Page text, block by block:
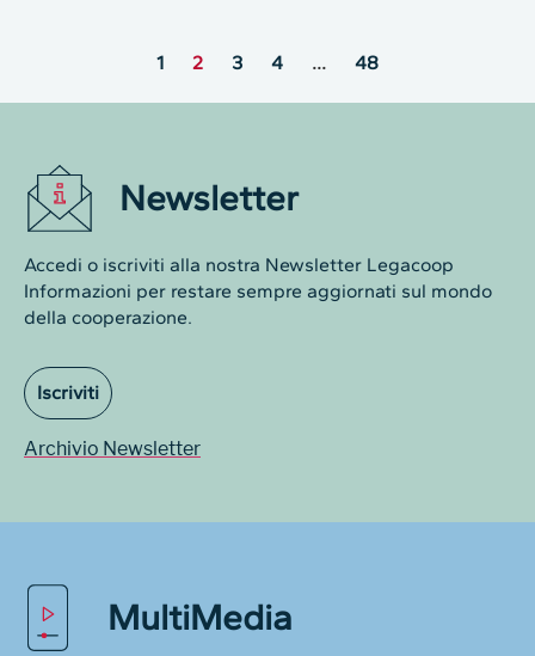
1 2 3 4 … 48
Newsletter
Accedi o iscriviti alla nostra Newsletter Legacoop
Informazioni per restare sempre aggiornati sul mondo
della cooperazione.
Iscriviti
Archivio Newsletter
MultiMedia